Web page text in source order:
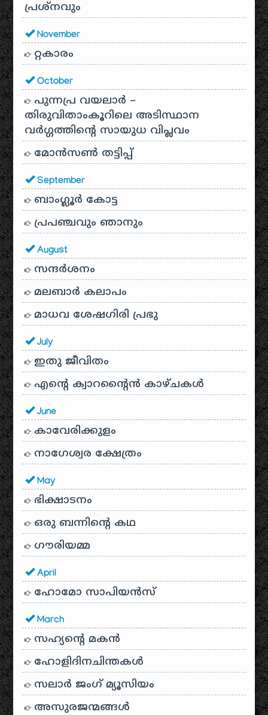
പ്രശ്‌നവും
November
റ്റകാരം
October
പുന്നപ്ര വയലാർ –
തിരുവിതാംകൂറിലെ അടിസ്ഥാന
വർഗ്ഗത്തിന്റെ സായുധ വിപ്ലവം
മോൻസൺ തട്ടിപ്പ്
September
ബാംഗ്ലൂർ കോട്ട
പ്രപഞ്ചവും ഞാനും
August
സന്ദര്‍ശനം
മലബാർ കലാപം
മാധവ ശേഷഗിരി പ്രഭു
July
ഇതു ജീവിതം
എന്റെ ക്വാറന്റൈൻ കാഴ്ചകൾ
June
കാവേരിക്കുളം
നാഗേശ്വര ക്ഷേത്രം
May
ഭിക്ഷാടനം
ഒരു ബന്നിന്റെ കഥ
ഗൗരിയമ്മ
April
ഹോമോ സാപിയൻസ്
March
സഹ്യന്റെ മകൻ
ഹോളിദിനചിന്തകൾ
സലാർ ജംഗ് മ്യൂസിയം
അസുരജന്മങ്ങൾ